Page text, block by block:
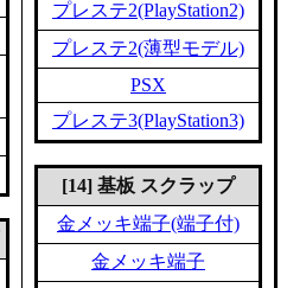
プレステ2(PlayStation2)
プレステ2(薄型モデル)
PSX
プレステ3(PlayStation3)
[14] 基板 スクラップ
金メッキ端子(端子付)
金メッキ端子